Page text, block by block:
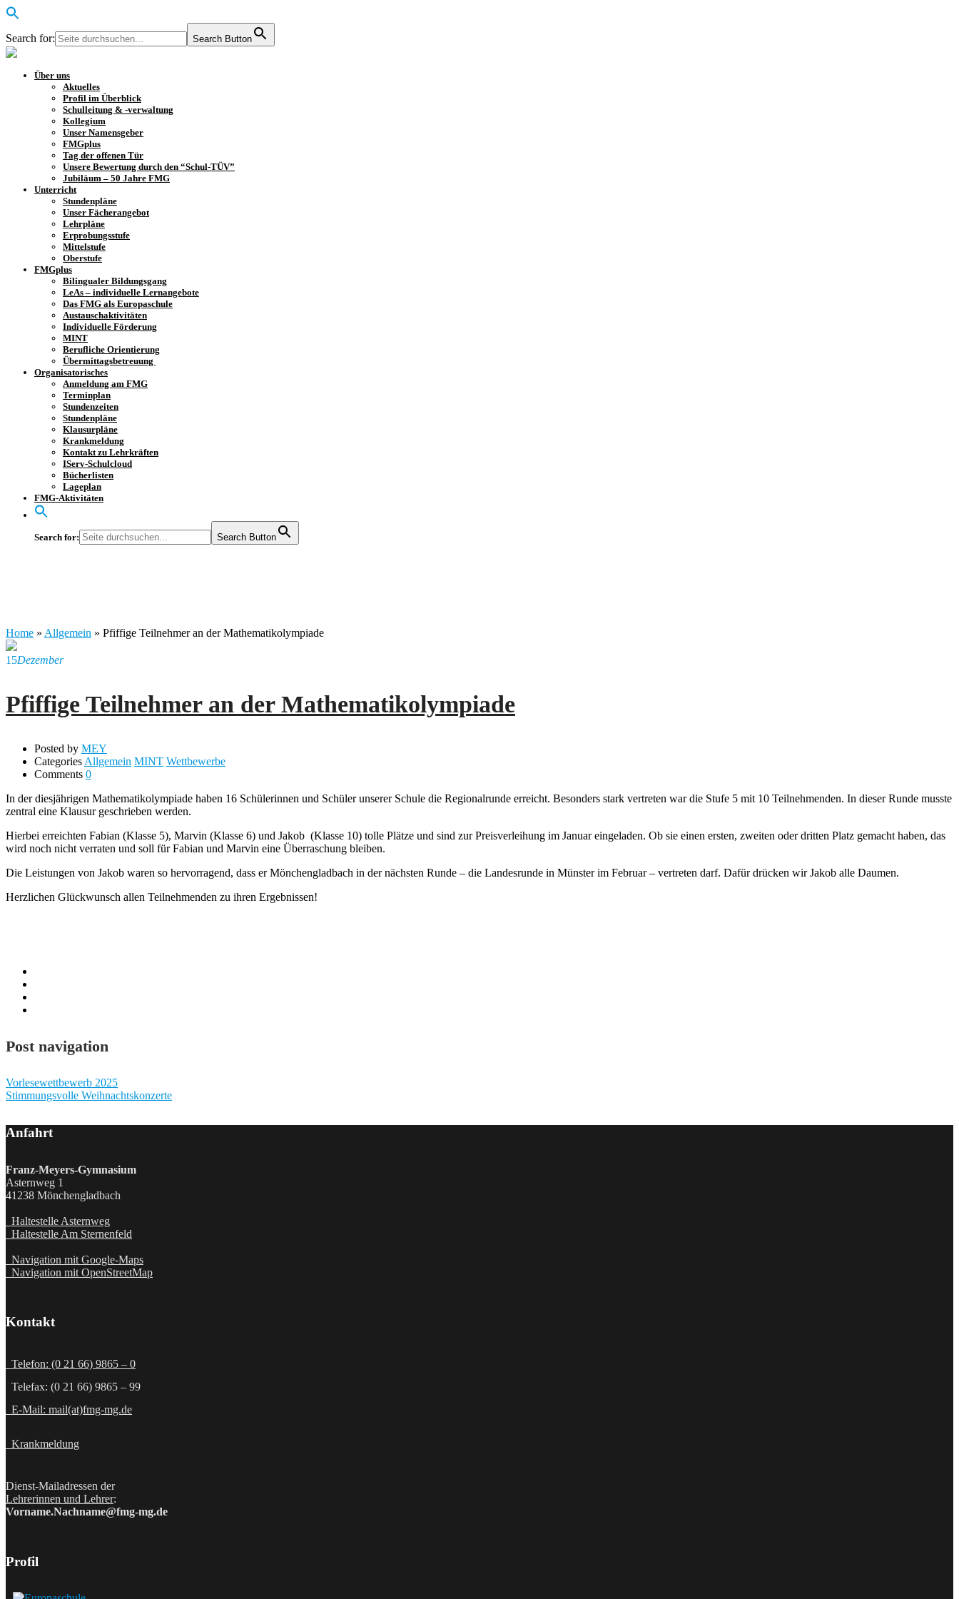
Search for: Search Button
Über uns
Aktuelles
Profil im Überblick
Schulleitung & -verwaltung
Kollegium
Unser Namensgeber
FMGplus
Tag der offenen Tür
Unsere Bewertung durch den “Schul-TÜV”
Jubiläum – 50 Jahre FMG
Unterricht
Stundenpläne
Unser Fächerangebot
Lehrpläne
Erprobungsstufe
Mittelstufe
Oberstufe
FMGplus
Bilingualer Bildungsgang
LeAs – individuelle Lernangebote
Das FMG als Europaschule
Austauschaktivitäten
Individuelle Förderung
MINT
Berufliche Orientierung
Übermittagsbetreuung
Organisatorisches
Anmeldung am FMG
Terminplan
Stundenzeiten
Stundenpläne
Klausurpläne
Krankmeldung
Kontakt zu Lehrkräften
IServ-Schulcloud
Bücherlisten
Lageplan
FMG-Aktivitäten
Search for: Search Button
Home » Allgemein » Pfiffige Teilnehmer an der Mathematikolympiade
15Dezember
Pfiffige Teilnehmer an der Mathematikolympiade
Posted by MEY
Categories Allgemein MINT Wettbewerbe
Comments 0
In der diesjährigen Mathematikolympiade haben 16 Schülerinnen und Schüler unserer Schule die Regionalrunde erreicht. Besonders stark vertreten war die Stufe 5 mit 10 Teilnehmenden. In dieser Runde musste
zentral eine Klausur geschrieben werden.
Hierbei erreichten Fabian (Klasse 5), Marvin (Klasse 6) und Jakob (Klasse 10) tolle Plätze und sind zur Preisverleihung im Januar eingeladen. Ob sie einen ersten, zweiten oder dritten Platz gemacht haben, das
wird noch nicht verraten und soll für Fabian und Marvin eine Überraschung bleiben.
Die Leistungen von Jakob waren so hervorragend, dass er Mönchengladbach in der nächsten Runde – die Landesrunde in Münster im Februar – vertreten darf. Dafür drücken wir Jakob alle Daumen.
Herzlichen Glückwunsch allen Teilnehmenden zu ihren Ergebnissen!
Post navigation
Vorlesewettbewerb 2025
Stimmungsvolle Weihnachtskonzerte
Anfahrt
Franz-Meyers-Gymnasium
Asternweg 1
41238 Mönchengladbach
Haltestelle Asternweg
Haltestelle Am Sternenfeld
Navigation mit Google-Maps
Navigation mit OpenStreetMap
Kontakt
Telefon: (0 21 66) 9865 – 0
Telefax: (0 21 66) 9865 – 99
E-Mail: mail(at)fmg-mg.de
Krankmeldung
Dienst-Mailadressen der
Lehrerinnen und Lehrer:
Vorname.Nachname@fmg-mg.de
Profil